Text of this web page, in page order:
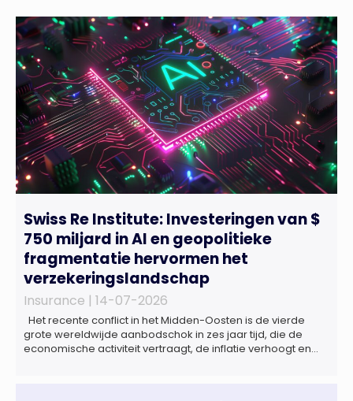
Swiss Re Institute: Investeringen van $
750 miljard in AI en geopolitieke
fragmentatie hervormen het
verzekeringslandschap
Insurance | 14-07-2026
Het recente conflict in het Midden-Oosten is de vierde
grote wereldwijde aanbodschok in zes jaar tijd, die de
economische activiteit vertraagt, de inflatie verhoogt en